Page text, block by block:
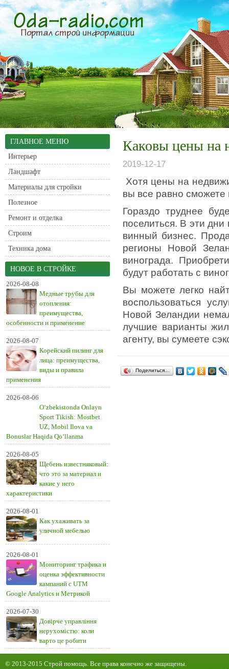
ГЛАВНОЕ МЕНЮ
Интерьер
Ландшафт
Материалы для стройки
Полезное
Ремонт и отделка
Строим
Техника дома
НОВОЕ В СТРОЙКЕ
2026-08-08
Медные трубы для
отопления:
преимущества,
особенности и применение
2026-08-07
Корейский пилинг для
лица: преимущества,
виды и правила
применения
2026-08-06
O‘zbekistonda Onlayn
Sport Tikish: Mostbet
UZ, Mobil Ilova va
Bonuslar Haqida Qo‘llanma
2026-08-05
Щебень известняковый:
что это за материал и
какие у него
характеристики
2026-08-01
Как ухаживать за
уличной мебелью
2026-08-01
Мониторинг трафика и
оценка эффективности
кампаний с UTM
Google Analytics и Метрикой
2026-07-30
Довірче управління
нерухомістю: коли
варто це робити
Каковы цены на
2019-12-17
Хотя цены на
вы все равно сможете
Гораздо труднее
поселиться. В эти
винный бизнес.
регионы Новой
винограда.
будут работать с
Вы можете легко
воспользоваться
Новой Зеландии
лучшие варианты
агенту, вы сумеете
Поделиться…
© 2013-2015 Строй помощь. Все права конечно же защищены.